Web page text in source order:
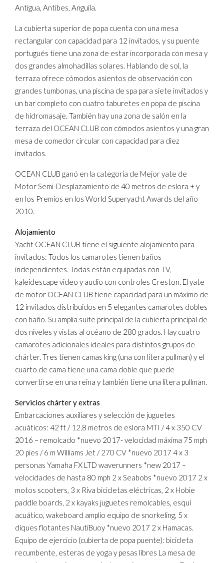
Antigua, Antibes, Anguila.
La cubierta superior de popa cuenta con una mesa
rectangular con capacidad para 12 invitados, y su puente
portugués tiene una zona de estar incorporada con mesa y
dos grandes almohadillas solares. Hablando de sol, la
terraza ofrece cómodos asientos de observación con
grandes tumbonas, una piscina de spa para siete invitados y
un bar completo con cuatro taburetes en popa de piscina
de hidromasaje. También hay una zona de salón en la
terraza del OCEAN CLUB con cómodos asientos y una gran
mesa de comedor circular con capacidad para diez
invitados.
OCEAN CLUB ganó en la categoría de Mejor yate de
Motor Semi-Desplazamiento de 40 metros de eslora + y
en los Premios en los World Superyacht Awards del año
2010.
Alojamiento
Yacht OCEAN CLUB tiene el siguiente alojamiento para
invitados: Todos los camarotes tienen baños
independientes. Todas están equipadas con TV,
kaleidescape video y audio con controles Creston. El yate
de motor OCEAN CLUB tiene capacidad para un máximo de
12 invitados distribuidos en 5 elegantes camarotes dobles
con baño. Su amplia suite principal de la cubierta principal de
dos niveles y vistas al océano de 280 grados. Hay cuatro
camarotes adicionales ideales para distintos grupos de
chárter. Tres tienen camas king (una con litera pullman) y el
cuarto de cama tiene una cama doble que puede
convertirse en una reina y también tiene una litera pullman.
Servicios chárter y extras
Embarcaciones auxiliares y selección de juguetes
acuáticos: 42 ft / 12,8 metros de eslora MTI / 4 x 350 CV
2016 – remolcado *nuevo 2017- velocidad máxima 75 mph
20 pies / 6 m Williams Jet / 270 CV *nuevo 2017 4 x 3
personas Yamaha FX LTD waverunners *new 2017 –
velocidades de hasta 80 mph 2 x Seabobs *nuevo 2017 2 x
motos scooters, 3 x Riva bicicletas eléctricas, 2 x Hobie
paddle boards, 2 x kayaks juguetes remolcables, esquí
acuático, wakeboard amplio equipo de snorkeling, 5 x
diques flotantes NautiBuoy *nuevo 2017 2 x Hamacas.
Equipo de ejercicio (cubierta de popa puente): bicicleta
recumbente, esteras de yoga y pesas libres La mesa de